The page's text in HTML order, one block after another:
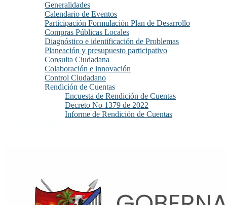
Generalidades
Calendario de Eventos
Participación Formulación Plan de Desarrollo
Compras Públicas Locales
Diagnóstico e identificación de Problemas
Planeación y presupuesto participativo
Consulta Ciudadana
Colaboración e innovación
Control Ciudadano
Rendición de Cuentas
Encuesta de Rendición de Cuentas
Decreto No 1379 de 2022
Informe de Rendición de Cuentas